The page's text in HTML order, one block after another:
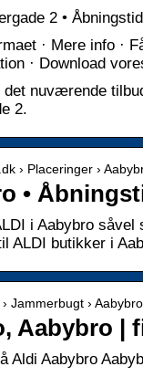
2 •
· Mere info ·
· Download
nuværende
2.
› Placeringer ›
•
i Aabybro
ALDI butikker i
Jammerbugt › Aabybro
Aabybro |
Aldi Aabybro